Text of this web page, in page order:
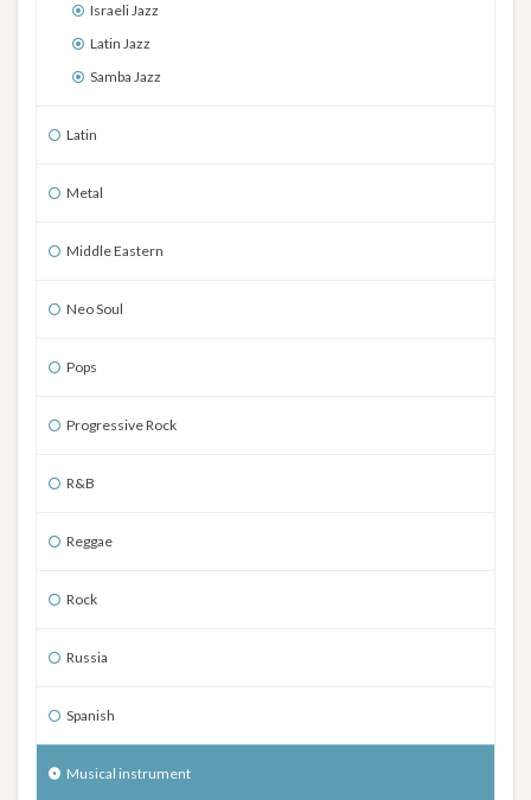
Israeli Jazz
Latin Jazz
Samba Jazz
Latin
Metal
Middle Eastern
Neo Soul
Pops
Progressive Rock
R&B
Reggae
Rock
Russia
Spanish
Musical instrument